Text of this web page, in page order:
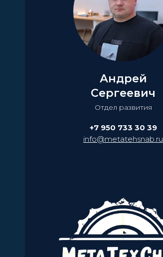
Андрей
Сергеевич
Отдел развития
+7 950 733 30 39
info@metatehsnab.ru